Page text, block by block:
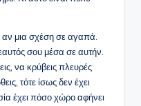
αν μια σχέση σε αγαπά.
σου μέσα σε αυτήν.
να κρύβεις πλευρές
τότε ίσως δεν έχει
έχει πόσο χώρο αφήνει